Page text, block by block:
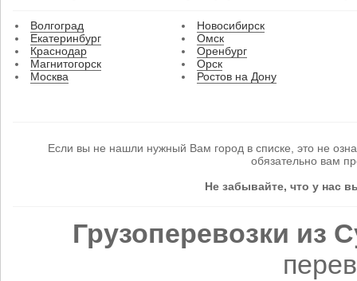
Волгоград
Екатеринбург
Краснодар
Магнитогорск
Москва
Новосибирск
Омск
Оренбург
Орск
Ростов на Дону
Если вы не нашли нужный Вам город в списке, это не
обязательно вам
Не забывайте, что у нас
Грузоперевозки из